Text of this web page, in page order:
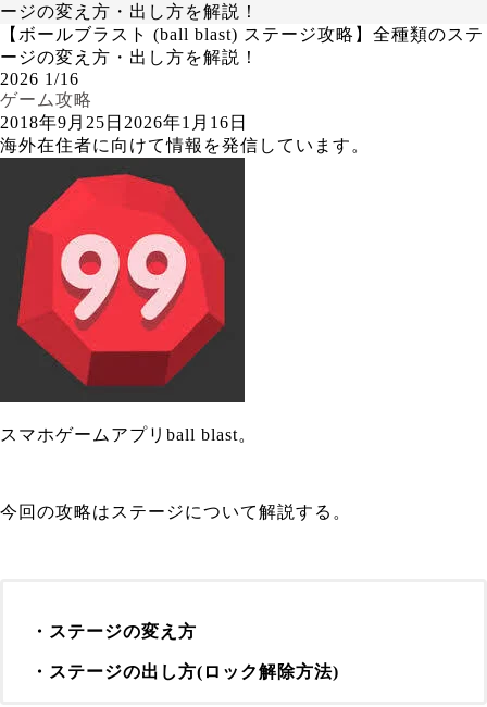
ージの変え方・出し方を解説！
【ボールブラスト (ball blast) ステージ攻略】全種類のステ
ージの変え方・出し方を解説！
2026 1/16
ゲーム攻略
2018年9月25日 2026年1月16日
海外在住者に向けて情報を発信しています。
スマホゲームアプリball blast。
今回の攻略はステージについて解説する。
・ステージの変え方
・ステージの出し方(ロック解除方法)